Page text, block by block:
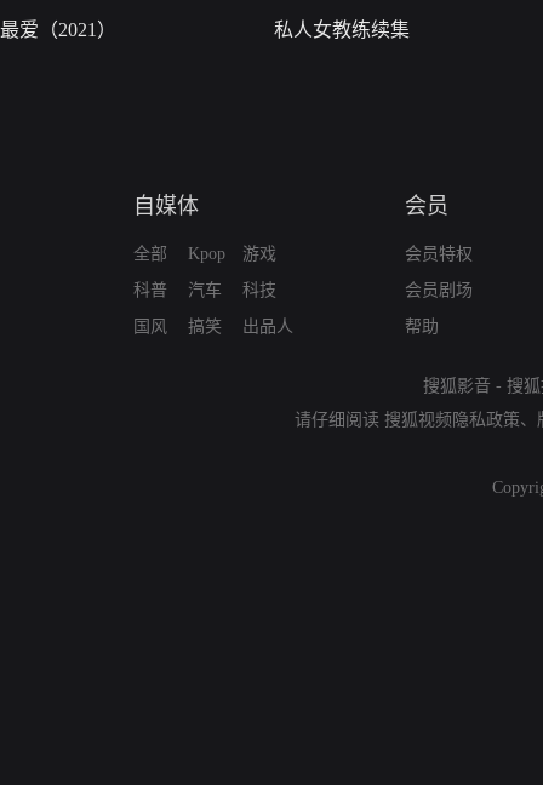
最爱（2021） 私人女教练续集
自媒体
全部
科普
国风
Kpop
汽车
搞笑
游戏
科技
出品人
会员
会员特权
会员剧场
帮助
搜狐影音 - 搜
请仔细阅读 搜狐视频隐私政策、